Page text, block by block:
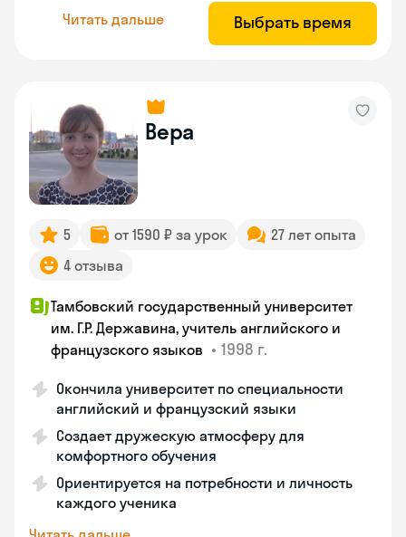
Читать дальше Выбрать время
Вера
5 от 1590 ₽ за урок
27 лет опыта
4 отзыва
Тамбовский государственный университет
им. Г.Р. Державина, учитель английского и
французского языков • 1998 г.
Окончила университет по специальности
английский и французский языки
Создает дружескую атмосферу для
комфортного обучения
Ориентируется на потребности и личность
каждого ученика